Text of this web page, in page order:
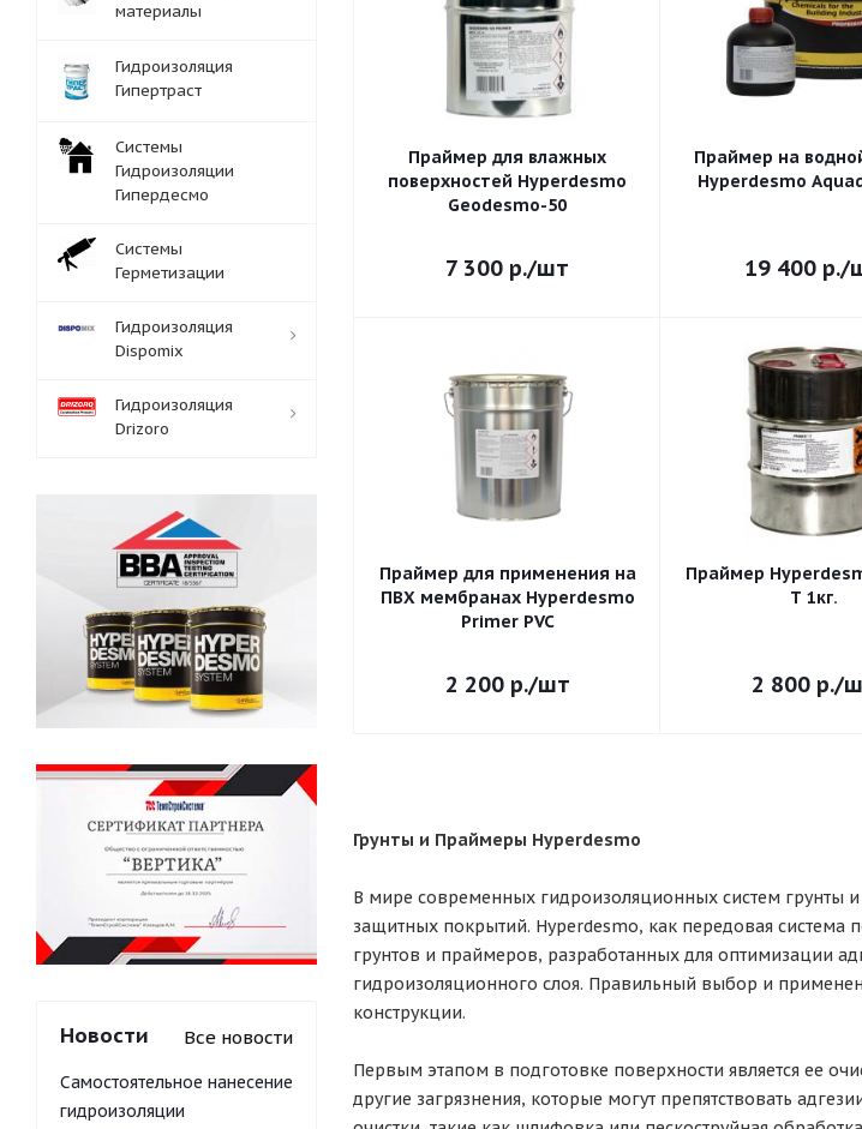
Праймер для влажных
поверхностей Hyperdesmo
Geodesmo-50
7 300 р./шт
Праймер на
Hyperdesmo
19 400 р./
Праймер для применения на
ПВХ мембранах Hyperdesmo
Primer PVC
2 200р./шт
Праймер
T 1кг.
2 800р./
Грунты и Праймеры Hyperdesmo
В мире современных гидроизоляционных систем грунты
защитных покрытий. Hyperdesmo, как передовая
грунтов и праймеров, разработанных для оптимизации
гидроизоляционного слоя. Правильный выбор и
конструкции.
Первым этапом в подготовке поверхности является ее
другие загрязнения, которые могут препятствовать
материалы
Гидроизоляция
Гипертраст
Системы
Гидроизоляции
Гипердесмо
Системы
Герметизации
Гидроизоляция
Dispomix
Гидроизоляция
Drizoro
Новости Все новости
Самостоятельное нанесение
гидроизоляции